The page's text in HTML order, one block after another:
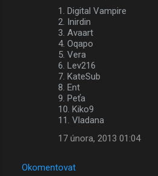
1. Digital Vampire
2. Inirdin
3. Avaart
4. Oqapo
5. Vera
6. Lev216
7. KateSub
8. Ent
9. Peťa
10. Kiko9
11. Vladana
17 února, 2013 01:04
Okomentovat